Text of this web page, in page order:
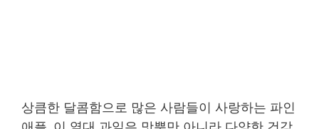
상큼한 달콤함으로 많은 사람들이 사랑하는 파인